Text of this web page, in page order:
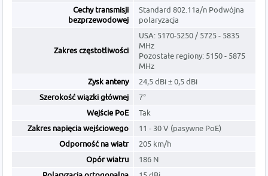
Cechy transmisji
bezprzewodowej
Standard 802.11a/n Podwójna
polaryzacja
Zakres częstotliwości
USA: 5170-5250 / 5725 - 5835
MHz
Pozostałe regiony: 5150 - 5875
MHz
Zysk anteny
24,5 dBi ± 0,5 dBi
Szerokość wiązki głównej
7°
Wejście PoE
Tak
Zakres napięcia wejściowego
11 - 30 V (pasywne PoE)
Odporność na wiatr
205 km/h
Opór wiatru
186 N